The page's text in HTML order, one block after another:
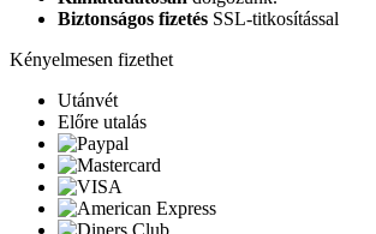
Biztonságos fizetés SSL-titkosítással
Kényelmesen fizethet
Utánvét
Előre utalás